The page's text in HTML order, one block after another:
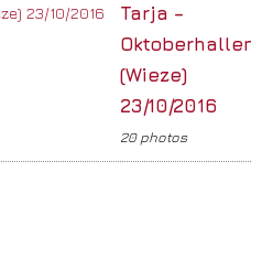
Tarja –
Oktoberhallen
(Wieze)
23/10/2016
20 photos